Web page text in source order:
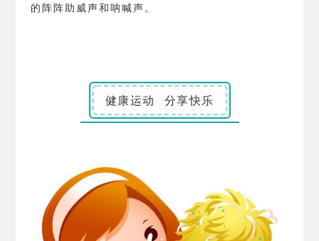
的阵阵助威声和呐喊声。
健康运动 分享快乐